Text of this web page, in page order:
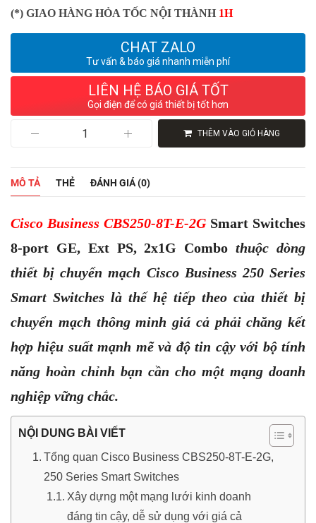
(*) GIAO HÀNG HỎA TỐC NỘI THÀNH 1H
CHAT ZALO
Tư vấn & báo giá nhanh miễn phí
LIÊN HỆ BÁO GIÁ TỐT
Gọi điện để có giá thiết bị tốt hơn
Cisco
8T-
E-
port
Ext
PS,
2x1G
Combo
|
Smart
Switches
số
lượng
THÊM VÀO GIỎ HÀNG
MÔ TẢ THẺ ĐÁNH GIÁ (0)
Cisco Business CBS250-8T-E-2G Smart Switches
8-port GE, Ext PS, 2x1G Combothuộc dòng
thiết bị chuyển mạch Cisco Business 250 Series
Smart Switches là thế hệ tiếp theo của thiết bị
chuyển mạch thông minh giá cả phải chăng kết
hợp hiệu suất mạnh mẽ và độ tin cậy với bộ tính
năng hoàn chỉnh bạn cần cho một mạng doanh
nghiệp vững chắc.
NỘI DUNG BÀI VIẾT
Tổng quan Cisco Business CBS250-8T-E-2G,
250 Series Smart Switches
Xây dựng một mạng lưới kinh doanh
đáng tin cậy, dễ sử dụng với giá cả